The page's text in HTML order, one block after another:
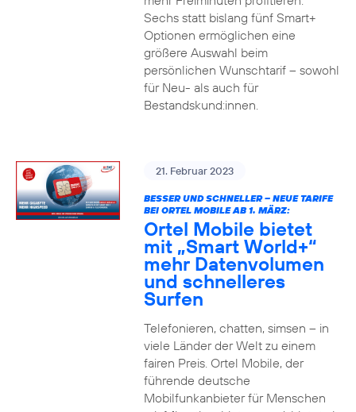
Sechs statt bislang fünf Smart+
Optionen ermöglichen eine
größere Auswahl beim
persönlichen Wunschtarif – sowohl
für Neu- als auch für
Bestandskund:innen.
21. Februar 2023
BESSER UND SCHNELLER – NEUE TARIFE
BEI ORTEL MOBILE AB 1. MÄRZ:
Ortel Mobile bietet
mit „Smart World+“
mehr Datenvolumen
und schnelleres
Surfen
Telefonieren, chatten, simsen – in
viele Länder der Welt zu einem
fairen Preis. Ortel Mobile, der
führende deutsche
Mobilfunkanbieter für Menschen